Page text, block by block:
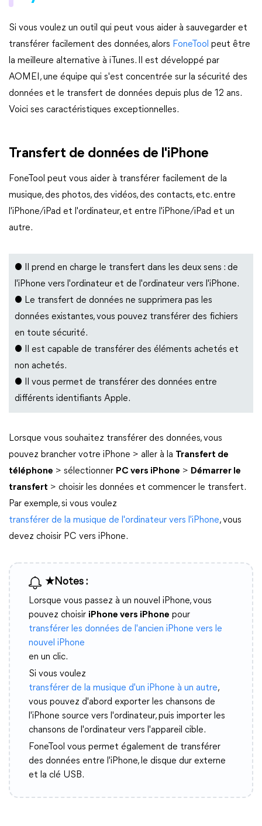
Si vous voulez un outil qui peut vous aider à sauvegarder et
transférer facilement des données, alors FoneTool peut être
la meilleure alternative à iTunes. Il est développé par
AOMEI, une équipe qui s'est concentrée sur la sécurité des
données et le transfert de données depuis plus de 12 ans.
Voici ses caractéristiques exceptionnelles.
Transfert de données de l'iPhone
FoneTool peut vous aider à transférer facilement de la
musique, des photos, des vidéos, des contacts, etc. entre
l'iPhone/iPad et l'ordinateur, et entre l'iPhone/iPad et un
autre.
● Il prend en charge le transfert dans les deux sens : de
l'iPhone vers l'ordinateur et de l'ordinateur vers l'iPhone.
● Le transfert de données ne supprimera pas les
données existantes, vous pouvez transférer des fichiers
en toute sécurité.
● Il est capable de transférer des éléments achetés et
non achetés.
● Il vous permet de transférer des données entre
différents identifiants Apple.
Lorsque vous souhaitez transférer des données, vous
pouvez brancher votre iPhone > aller à la Transfert de
téléphone > sélectionner PC vers iPhone > Démarrer le
transfert > choisir les données et commencer le transfert.
Par exemple, si vous voulez
transférer de la musique de l'ordinateur vers l'iPhone, vous
devez choisir PC vers iPhone.
★Notes :
Lorsque vous passez à un nouvel iPhone, vous
pouvez choisir iPhone vers iPhone pour
transférer les données de l'ancien iPhone vers le
nouvel iPhone
en un clic.
Si vous voulez
transférer de la musique d'un iPhone à un autre,
vous pouvez d'abord exporter les chansons de
l'iPhone source vers l'ordinateur, puis importer les
chansons de l'ordinateur vers l'appareil cible.
FoneTool vous permet également de transférer
des données entre l'iPhone, le disque dur externe
et la clé USB.